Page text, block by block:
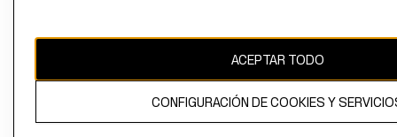
propiedad de H&M Hennes & Mauritz AB
ACEPTAR TODO
CONFIGURACIÓN DE COOKIES Y